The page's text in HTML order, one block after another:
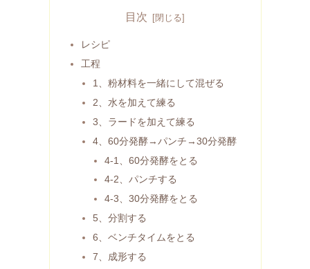
目次
レシピ
工程
1、粉材料を一緒にして混ぜる
2、水を加えて練る
3、ラードを加えて練る
4、60分発酵→パンチ→30分発酵
4-1、60分発酵をとる
4-2、パンチする
4-3、30分発酵をとる
5、分割する
6、ベンチタイムをとる
7、成形する